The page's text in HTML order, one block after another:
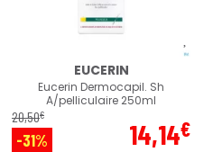
EUCERIN
Eucerin Dermocapil. Sh
A/pelliculaire 250ml
20,50€
-31% 14,14€